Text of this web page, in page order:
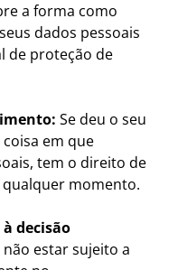
a forma como
dados pessoais
de proteção de
Se deu o seu
em que
tem o direito de
momento.
decisão
estar sujeito a